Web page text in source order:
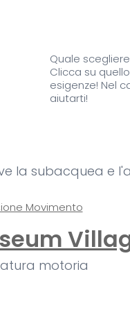
Quale
Clicca su
esigenze! Nel
aiutarti!
la subacquea e
motoria